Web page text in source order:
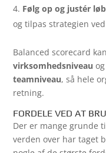
Følg op og justér
og tilpas strategien
Balanced scorecard
virksomhedsniveau
teamniveau, så hele
retning.
FORDELE VED AT
Der er mange grunde
verden over har taget